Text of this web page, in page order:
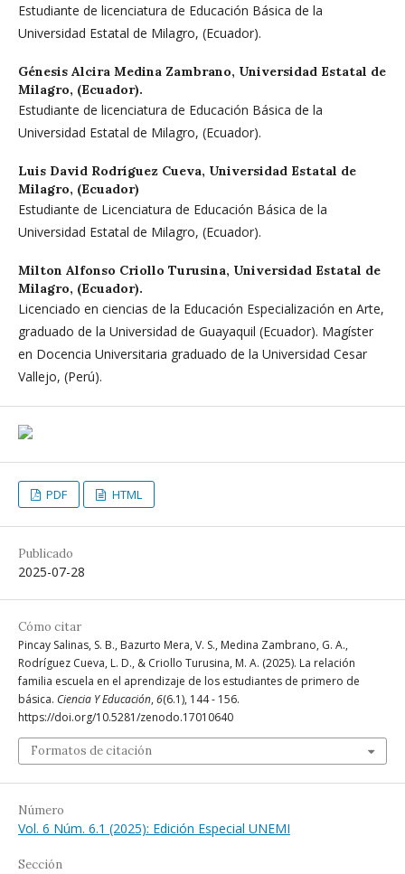
Estudiante de licenciatura de Educación Básica de la
Universidad Estatal de Milagro, (Ecuador).
Génesis Alcira Medina Zambrano, Universidad Estatal de
Milagro, (Ecuador).
Estudiante de licenciatura de Educación Básica de la
Universidad Estatal de Milagro, (Ecuador).
Luis David Rodríguez Cueva, Universidad Estatal de
Milagro, (Ecuador)
Estudiante de Licenciatura de Educación Básica de la
Universidad Estatal de Milagro, (Ecuador).
Milton Alfonso Criollo Turusina, Universidad Estatal de
Milagro, (Ecuador).
Licenciado en ciencias de la Educación Especialización en Arte,
graduado de la Universidad de Guayaquil (Ecuador). Magíster
en Docencia Universitaria graduado de la Universidad Cesar
Vallejo, (Perú).
PDF HTML
Publicado
2025-07-28
Cómo citar
Pincay Salinas, S. B., Bazurto Mera, V. S., Medina Zambrano, G. A.,
Rodríguez Cueva, L. D., & Criollo Turusina, M. A. (2025). La relación
familia escuela en el aprendizaje de los estudiantes de primero de
básica. Ciencia Y Educación, 6(6.1), 144 - 156.
https://doi.org/10.5281/zenodo.17010640
Formatos de citación
Número
Vol. 6 Núm. 6.1 (2025): Edición Especial UNEMI
Sección